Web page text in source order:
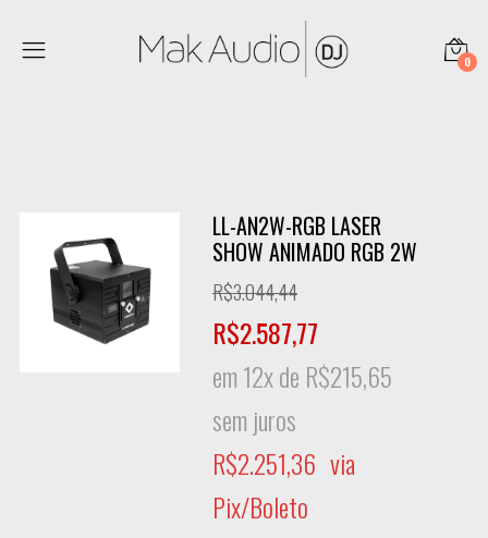
0
LL-AN2W-RGB LASER
SHOW ANIMADO RGB 2W
R$3.044,44
R$2.587,77
em 12x de R$215,65
sem juros
R$2.251,36 via
Pix/Boleto